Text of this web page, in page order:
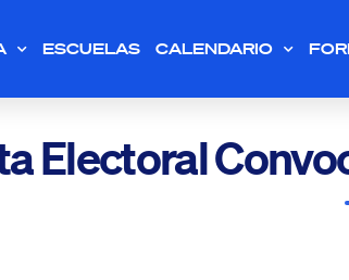
ESCUELAS CALENDARIO
Electoral